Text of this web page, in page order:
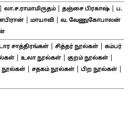
லா.ச.ராமாமிருதம்| தஞ்சை பிரகாஷ்
ப.
| மாயாவி| வ. வேணுகோபாலன்
சாத்திரங்கள்| சித்தர் நூல்கள்| கம்பர்
| உலா நூல்கள்| குறம் நூல்கள்|
நூல்கள்| சதகம் நூல்கள்| பிற நூல்கள்|